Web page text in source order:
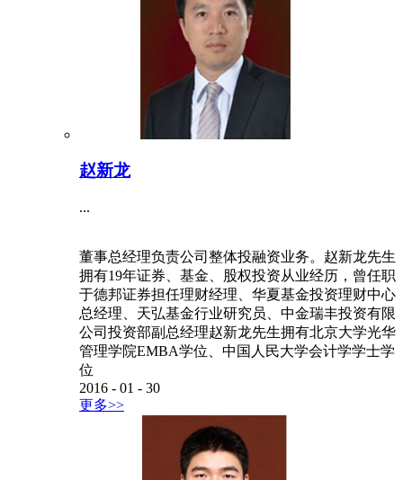
赵新龙
...
董事总经理负责公司整体投融资业务。赵新龙先生
拥有19年证券、基金、股权投资从业经历，曾任职
于德邦证券担任理财经理、华夏基金投资理财中心
总经理、天弘基金行业研究员、中金瑞丰投资有限
公司投资部副总经理赵新龙先生拥有北京大学光华
管理学院EMBA学位、中国人民大学会计学学士学
位
2016 - 01 - 30
更多>>